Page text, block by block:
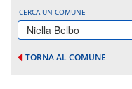
CERCA UN COMUNE
Niella Belbo
TORNA AL COMUNE